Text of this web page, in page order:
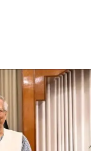
ಬಾಂಗ್ಲಾ; ತೀವ್ರ ಆಕ್ಷೇಪ!!